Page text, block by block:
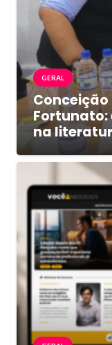
GERAL
Conceição
Fortunato:
na